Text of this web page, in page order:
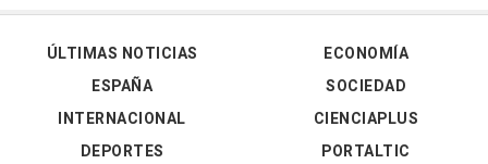
ÚLTIMAS NOTICIAS
ESPAÑA
INTERNACIONAL
DEPORTES
ECONOMÍA
SOCIEDAD
CIENCIAPLUS
PORTALTIC